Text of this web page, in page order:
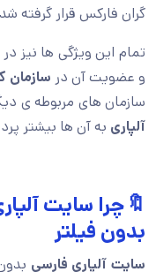
گران فارکس قرار گرفته
تمام این ویژگی ها نیز
و عضویت آن در سازمان
سازمان های مربوطه ی
آلپاری به آن ها بیشتر
🔖چرا سایت
بدون فیلتر
سایت آلپاری فارسی